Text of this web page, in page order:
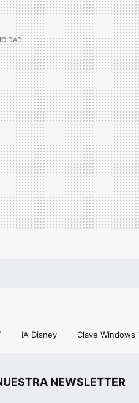
IA Disney Clave Windows
NEWSLETTER